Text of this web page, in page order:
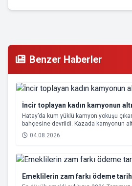
Benzer Haberler
İncir toplayan kadın kamyonun
Hatay’da kum yüklü kamyon yokuşu
bahçesine devrildi. Kazada kamyonun
annesi 65 yaşındaki kadın hayatını
04.08.2026
Emeklilerin zam farkı ödeme